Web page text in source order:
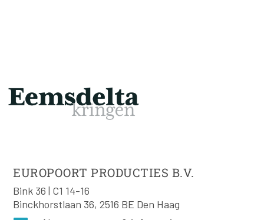
EUROPOORT PRODUCTIES B.V.
Bink 36 | C1 14-16
Binckhorstlaan 36, 2516 BE Den Haag